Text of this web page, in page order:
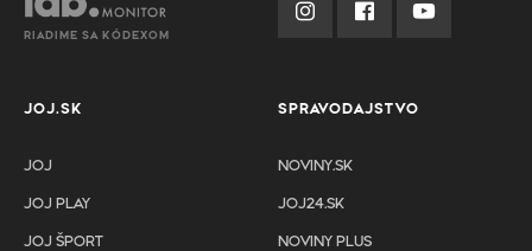
RIADIME SA KÓDEXOM
JOJ.SK
JOJ
JOJ PLAY
JOJ ŠPORT
SPRAVODAJSTVO
NOVINY.SK
JOJ24.SK
NOVINY PLUS